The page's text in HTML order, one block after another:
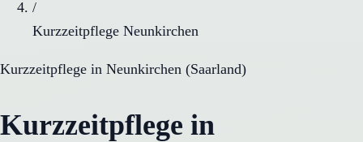
/
Kurzzeitpflege Neunkirchen
Kurzzeitpflege in Neunkirchen (Saarland)
Kurzzeitpflege in